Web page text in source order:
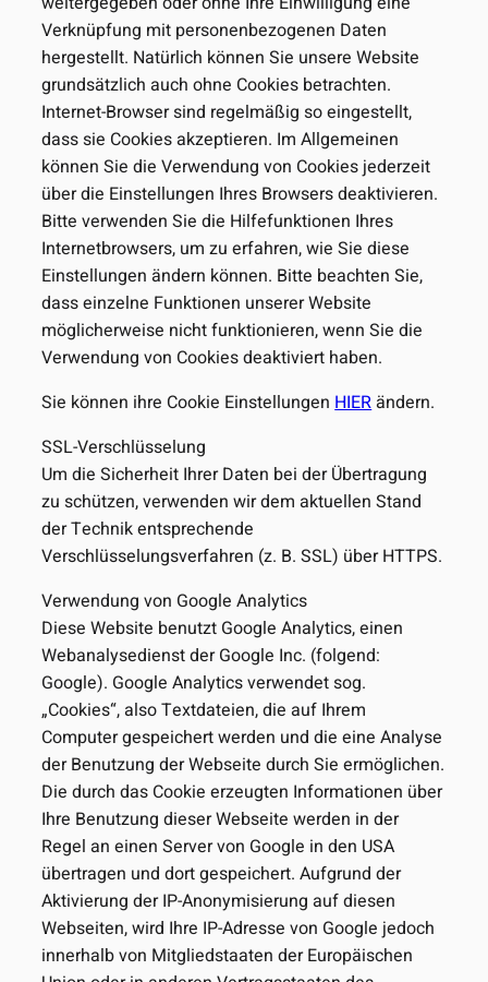
Verknüpfung mit personenbezogenen Daten
hergestellt. Natürlich können Sie unsere Website
grundsätzlich auch ohne Cookies betrachten.
Internet-Browser sind regelmäßig so eingestellt,
dass sie Cookies akzeptieren. Im Allgemeinen
können Sie die Verwendung von Cookies jederzeit
über die Einstellungen Ihres Browsers deaktivieren.
Bitte verwenden Sie die Hilfefunktionen Ihres
Internetbrowsers, um zu erfahren, wie Sie diese
Einstellungen ändern können. Bitte beachten Sie,
dass einzelne Funktionen unserer Website
möglicherweise nicht funktionieren, wenn Sie die
Verwendung von Cookies deaktiviert haben.
Sie können ihre Cookie EinstellungenHIERändern.
SSL-Verschlüsselung
Um die Sicherheit Ihrer Daten bei der Übertragung
zu schützen, verwenden wir dem aktuellen Stand
der Technik entsprechende
Verschlüsselungsverfahren (z. B. SSL) über HTTPS.
Verwendung von Google Analytics
Diese Website benutzt Google Analytics, einen
Webanalysedienst der Google Inc. (folgend:
Google). Google Analytics verwendet sog.
„Cookies“, also Textdateien, die auf Ihrem
Computer gespeichert werden und die eine Analyse
der Benutzung der Webseite durch Sie ermöglichen.
Die durch das Cookie erzeugten Informationen über
Ihre Benutzung dieser Webseite werden in der
Regel an einen Server von Google in den USA
übertragen und dort gespeichert. Aufgrund der
Aktivierung der IP-Anonymisierung auf diesen
Webseiten, wird Ihre IP-Adresse von Google jedoch
innerhalb von Mitgliedstaaten der Europäischen